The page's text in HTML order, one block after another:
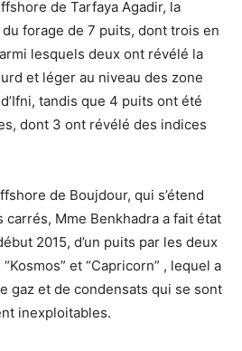
de Tarfaya Agadir, la
forage de 7 puits, dont trois en
lesquels deux ont révélé la
et léger au niveau des zone
tandis que 4 puits ont été
dont 3 ont révélé des indices
de Boujdour, qui s’étend
Mme Benkhadra a fait état
2015, d’un puits par les deux
et “Capricorn” , lequel a
gaz et de condensats qui se sont
inexploitables.